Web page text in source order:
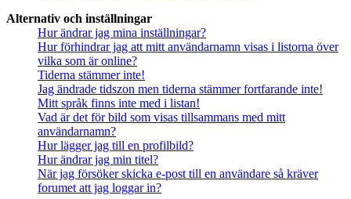
Alternativ och inställningar
Hur ändrar jag mina inställningar?
Hur förhindrar jag att mitt användarnamn visas i listorna över
vilka som är online?
Tiderna stämmer inte!
Jag ändrade tidszon men tiderna stämmer fortfarande inte!
Mitt språk finns inte med i listan!
Vad är det för bild som visas tillsammans med mitt
användarnamn?
Hur lägger jag till en profilbild?
Hur ändrar jag min titel?
När jag försöker skicka e-post till en användare så kräver
forumet att jag loggar in?